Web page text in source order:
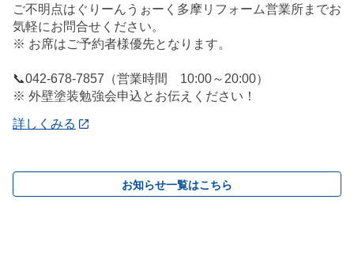
ご不明点はぐりーんうぉーく多摩リフォーム営業所までお
気軽にお問合せください。
※ お席はご予約者様優先となります。
📞042-678-7857（営業時間 10:00～20:00）
※ 外壁塗装勉強会申込とお伝えください！
詳しくみる
お知らせ一覧はこちら